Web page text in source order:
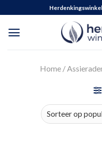
Herdenkingswinkel
Home /